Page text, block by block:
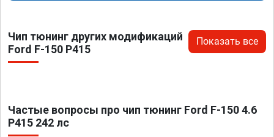
Чип тюнинг других модификаций
Ford F-150 P415
Показать все
Частые вопросы про чип тюнинг Ford F-150 4.6
P415 242 лс